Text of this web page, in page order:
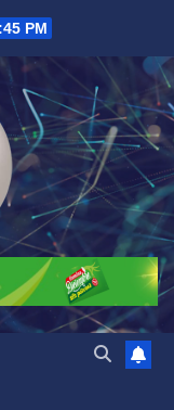
PM